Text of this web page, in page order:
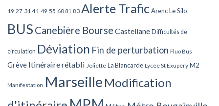
19 27 31 41 49 55 60 81 83 Alerte TraficArenc Le Silo
BUS Canebière Bourse Castellane Difficultés de
circulation Déviation Fin de perturbation Fluo Bus
Grève Itinéraire rétabli Joliette La Blancarde Lycée St Exupéry M2
Manifestation Marseille Modification